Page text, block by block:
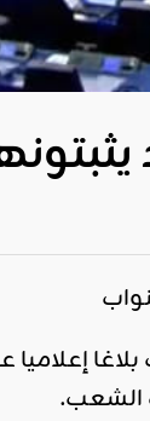
بلاغا
الشعب.